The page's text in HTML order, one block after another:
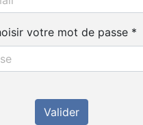
votre mot de passe *
Valider